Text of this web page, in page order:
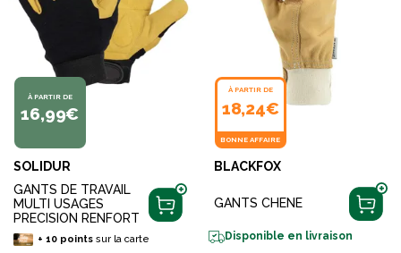
À PARTIR DE
16,99€
SOLIDUR
GANTS DE TRAVAIL
MULTI USAGES
PRECISION RENFORT
+ 10pointssur la carte
À PARTIR DE
18,24€
BONNE AFFAIRE
BLACKFOX
GANTS CHENE
Disponible en livraison